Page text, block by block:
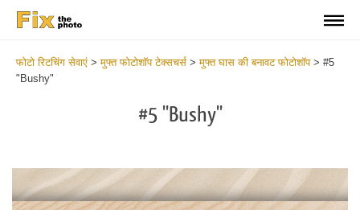
फोटो रिटचिंग सेवाएं >मुफ्त फोटोशॉप टेक्सचर्स >मुफ्त घास की बनावट फोटोशॉप> #5
"Bushy"
#5 "Bushy"